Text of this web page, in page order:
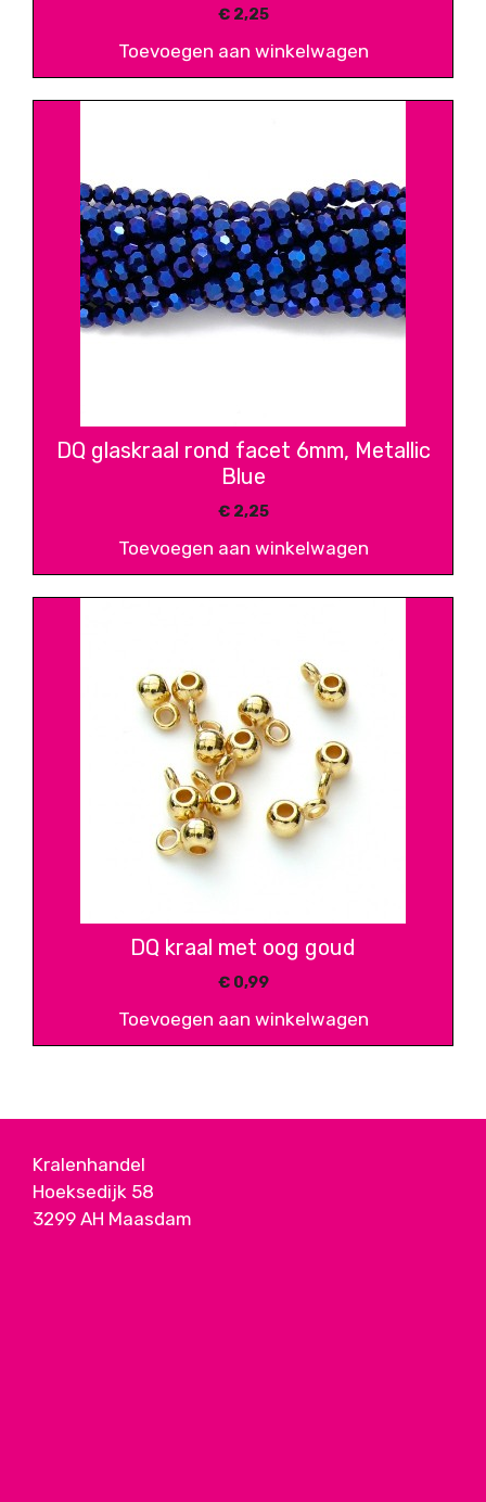
€2,25
Toevoegen aan winkelwagen
DQ glaskraal rond facet 6mm, Metallic
Blue
€2,25
Toevoegen aan winkelwagen
DQ kraal met oog goud
€0,99
Toevoegen aan winkelwagen
Kralenhandel
Hoeksedijk 58
3299 AH Maasdam